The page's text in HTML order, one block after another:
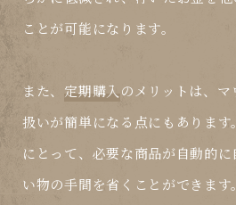
ことが可能になります。
また、定期購入 のメリットは、
扱いが簡単になる点にもありま
にとって、必要な商品が自動的
い物の手間を省くことができま